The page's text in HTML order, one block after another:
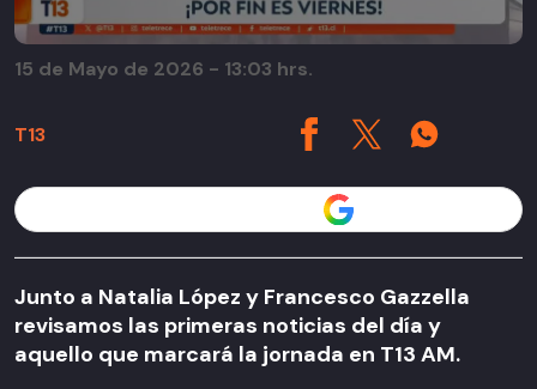
T13
15 de Mayo de 2026 - 13:03 hrs.
Junto a Natalia López y Francesco Gazzella
revisamos las primeras noticias del día y
aquello que marcará la jornada en T13 AM.